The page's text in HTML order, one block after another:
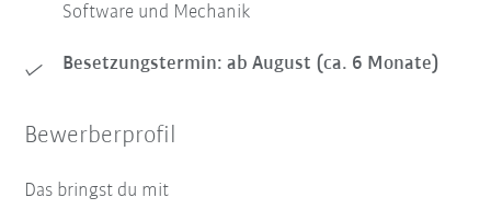
Software und Mechanik
Besetzungstermin: ab August (ca. 6 Monate)
Bewerberprofil
Das bringst du mit